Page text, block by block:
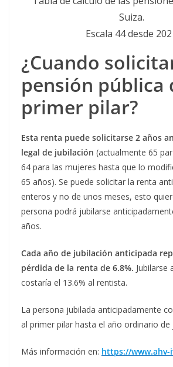
Suiza.
Escala 44 desde
¿Cuando
pensión pública
primer pilar?
Esta renta puede solicitarse 2 años
legal de jubilación (actualmente 65
64 para las mujeres hasta que lo
65 años). Se puede solicitar la renta
enteros y no de unos meses, esto
persona podrá jubilarse
años.
Cada año de jubilación anticipada
pérdida de la renta de 6.8%. Jubilarse
costaría el 13.6% al rentista.
La persona jubilada anticipadamente
al primer pilar hasta el año ordinario de
Más información en: https://www.ahv-